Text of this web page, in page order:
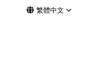
繁體中文